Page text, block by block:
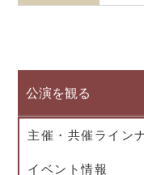
公演を観る
主催・共催ライン
イベント情報